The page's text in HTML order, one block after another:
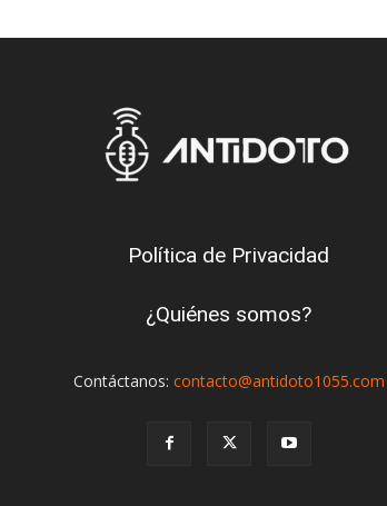
Política de Privacidad
¿Quiénes somos?
Contáctanos: contacto@antidoto1055.com